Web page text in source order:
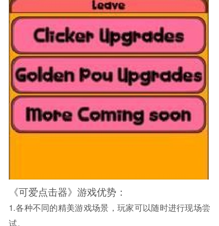
《可爱点击器》游戏优势：
1.各种不同的精美游戏场景，玩家可以随时进行现场尝
试。